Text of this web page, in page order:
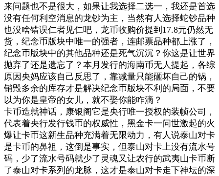
来问题也不是很大，如果让我选择二选一，我还是首选
没有任何利空消息的龙钞为主，当然有人选择蛇钞品种
也没啥错误仁者见仁吧，龙币收购价提到17.8元仍然无
货，纪念币版块中唯一的强者，连邮票品种都上涨了，
纪念币版块中的其他品种还是死气沉沉？你这是让世界
抛弃了还是遗忘了？本月发行的海南币无人提起，各综
原因央妈应该自己反思了，靠减量只能砸坏自己的锅，
销毁多余的库存才是解决纪念币版块不利的局面，不要
以为你是皇帝的女儿，就不娶你能咋滴？
卡币造就神话，康银阁它是央行唯一授权的装帧公司，
代表着央行发行钱币的权威性，黑金卡一问世激起的火
爆让卡币这新生品种充满着无限动力，有人说泰山对卡
是卡币的鼻祖，这倒是事实，但泰山对卡上没有流水号
码，少了流水号码就少了灵魂又让农行的武夷山卡币断
了泰山对卡系列的龙脉，这才是泰山对卡走下神坛的深